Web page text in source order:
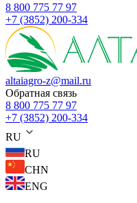
8 800 775 77 97
+7 (3852) 200-334
altaiagro-z@mail.ru
Обратная связь
8 800 775 77 97
+7 (3852) 200-334
RU
RU
CHN
ENG